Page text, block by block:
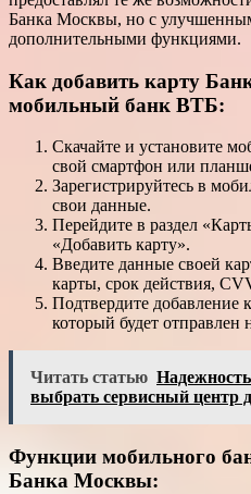
Банка Москвы, но с
дополнительными функциями.
Как добавить карту
мобильный банк ВТБ:
Скачайте и установите
свой смартфон или
Зарегистрируйтесь в
свои данные.
Перейдите в раздел
«Добавить карту».
Введите данные своей
карты, срок действия,
Подтвердите добавление
который будет отправлен
Читать статью
выбрать сервисный центр
Функции мобильного
Банка Москвы: